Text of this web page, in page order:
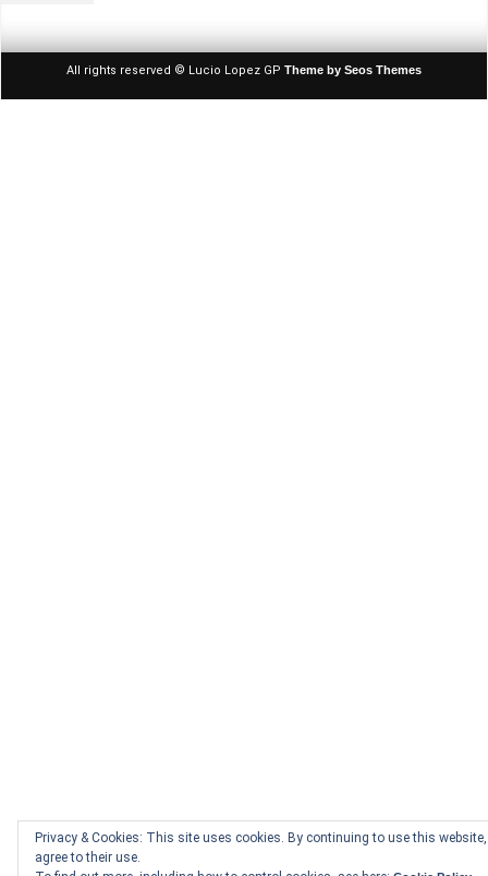
Privacy & Cookies: This site uses cookies. By continuing to use this
agree to their use.
All rights reserved © Lucio Lopez GP Theme by Seos Themes